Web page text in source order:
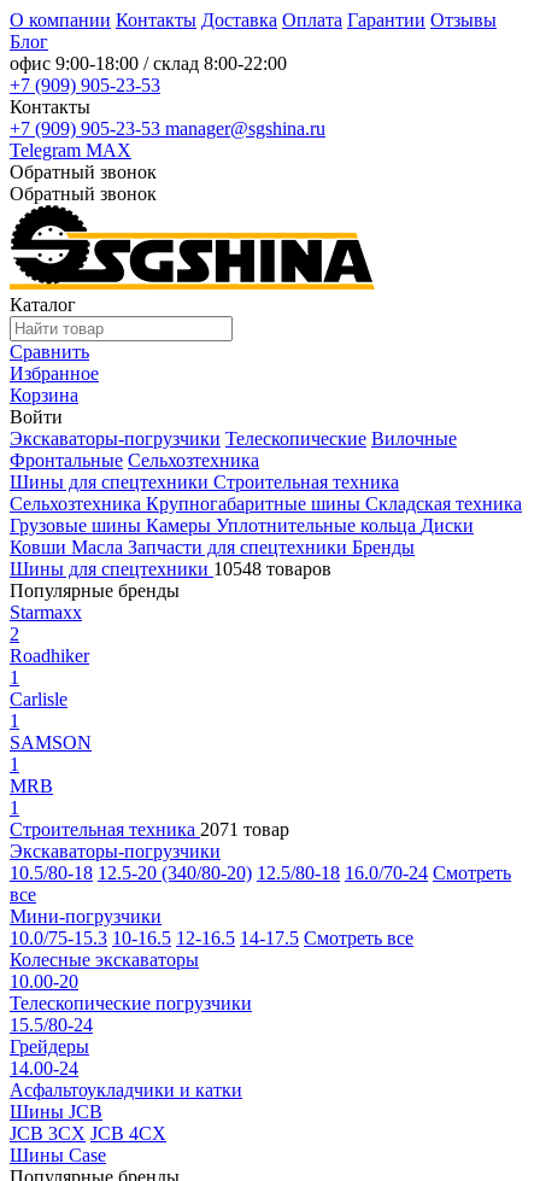
О компании Контакты Доставка Оплата Гарантии Отзывы
Блог
офис 9:00-18:00 / склад 8:00-22:00
+7 (909) 905-23-53
Контакты
+7 (909) 905-23-53 manager@sgshina.ru
Telegram MAX
Обратный звонок
Обратный звонок
Каталог
Сравнить
Избранное
Корзина
Войти
Экскаваторы-погрузчики Телескопические Вилочные
Фронтальные Сельхозтехника
Шины для спецтехники Строительная техника
Сельхозтехника Крупногабаритные шины Складская техника
Грузовые шины Камеры Уплотнительные кольца Диски
Ковши Масла Запчасти для спецтехники Бренды
Шины для спецтехники 10548 товаров
Популярные бренды
Starmaxx
2
Roadhiker
1
Carlisle
1
SAMSON
1
MRB
1
Строительная техника 2071 товар
Экскаваторы-погрузчики
10.5/80-18 12.5-20 (340/80-20) 12.5/80-18 16.0/70-24 Смотреть
все
Мини-погрузчики
10.0/75-15.3 10-16.5 12-16.5 14-17.5 Смотреть все
Колесные экскаваторы
10.00-20
Телескопические погрузчики
15.5/80-24
Грейдеры
14.00-24
Асфальтоукладчики и катки
Шины JCB
JCB 3CX JCB 4CX
Шины Case
Популярные бренды